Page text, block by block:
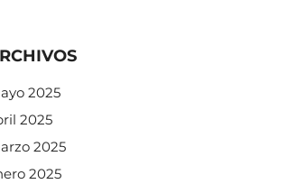
2025
2025
2025
2025